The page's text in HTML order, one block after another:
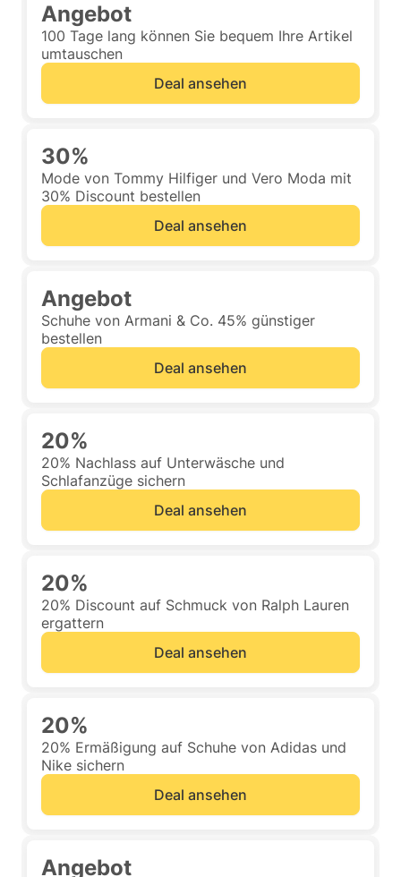
Angebot
100 Tage lang können Sie bequem Ihre Artikel
umtauschen
Deal ansehen
30%
Mode von Tommy Hilfiger und Vero Moda mit
30% Discount bestellen
Deal ansehen
Angebot
Schuhe von Armani & Co. 45% günstiger
bestellen
Deal ansehen
20%
20% Nachlass auf Unterwäsche und
Schlafanzüge sichern
Deal ansehen
20%
20% Discount auf Schmuck von Ralph Lauren
ergattern
Deal ansehen
20%
20% Ermäßigung auf Schuhe von Adidas und
Nike sichern
Deal ansehen
Angebot